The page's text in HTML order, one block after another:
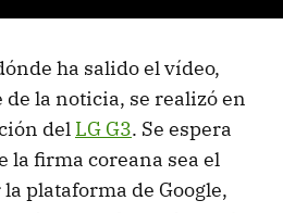
ha salido el vídeo,
la noticia, se realizó en
del LG G3. Se espera
la firma coreana sea el
plataforma de Google,